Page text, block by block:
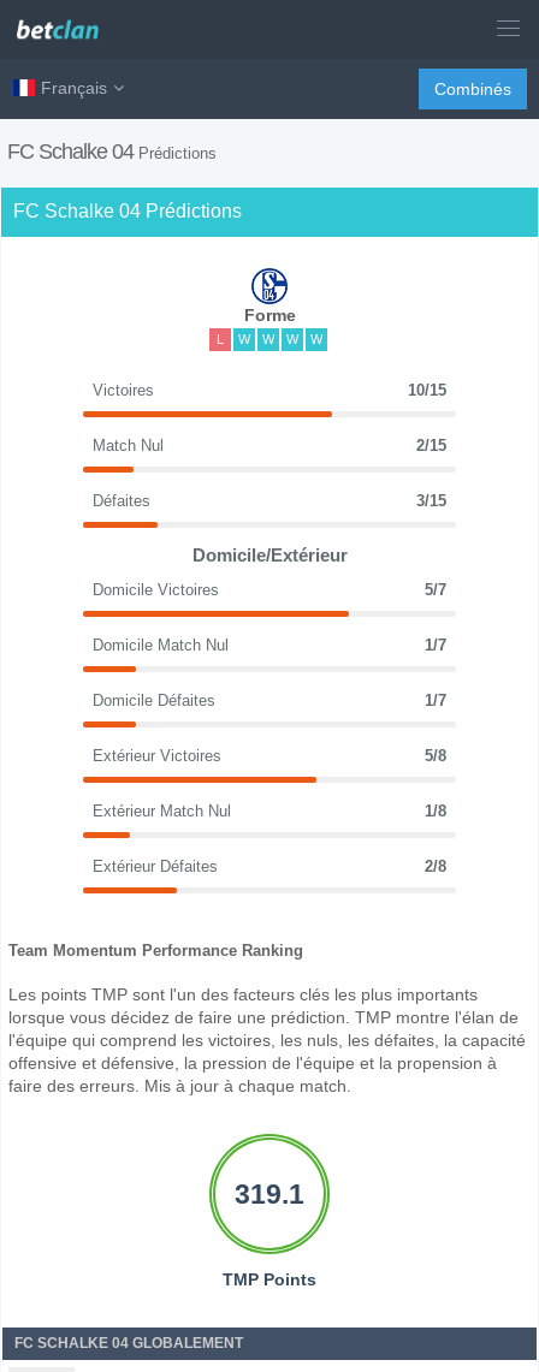
Français Combinés
FC Schalke 04 Prédictions
FC Schalke 04 Prédictions
Forme
L W W W W
Victoires 10/15
Match Nul 2/15
Défaites 3/15
Domicile/Extérieur
Domicile Victoires 5/7
Domicile Match Nul 1/7
Domicile Défaites 1/7
Extérieur Victoires 5/8
Extérieur Match Nul 1/8
Extérieur Défaites 2/8
Team Momentum Performance Ranking
Les points TMP sont l'un des facteurs clés les plus importants
lorsque vous décidez de faire une prédiction. TMP montre l'élan de
l'équipe qui comprend les victoires, les nuls, les défaites, la capacité
offensive et défensive, la pression de l'équipe et la propension à
faire des erreurs. Mis à jour à chaque match.
319.1
TMP Points
FC SCHALKE 04 GLOBALEMENT